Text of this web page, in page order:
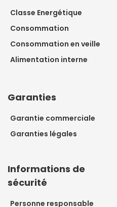
Classe Energétique
Consommation
Consommation en veille
Alimentation interne
Garanties
Garantie commerciale
Garanties légales
Informations de
sécurité
Personne responsable